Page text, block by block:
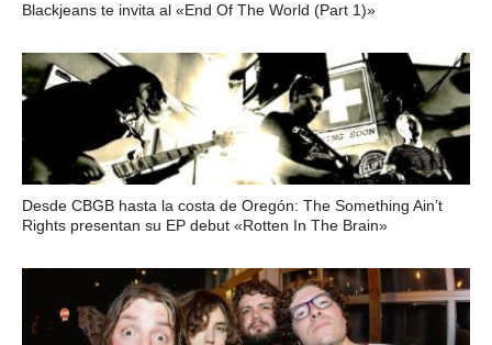
Blackjeans te invita al «End Of The World (Part 1)»
Desde CBGB hasta la costa de Oregón: The Something Ain’t
Rights presentan su EP debut «Rotten In The Brain»